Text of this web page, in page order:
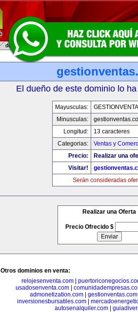
El dueño de este dominio lo
Mayusculas:
Minusculas:
Longitud:
13 caracteres
Categorias:
Ventas y
Precio:
Realizar una
Visitar!
Serán consideradas
Realizar una Oferta
Precio Ofrecido $
Otros dominios en venta:
relojesenventa.com|
usadosenventa.com|
admonetization.com| gestionventas.com
inversionesbursatiles.com|
autosenalquiler.com|